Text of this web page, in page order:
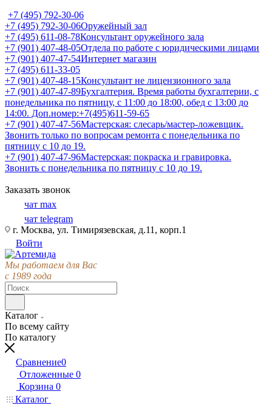
+7 (495) 792-30-06
+7 (495) 792-30-06Оружейный зал
+7 (495) 611-08-78Консультант оружейного зала
+7 (901) 407-48-05Отдела по работе с юридическими лицами
+7 (901) 407-47-54Интернет магазин
+7 (495) 611-33-05
+7 (901) 407-48-15Консультант не лицензионного зала
+7 (901) 407-47-89Бухгалтерия. Время работы бухгалтерии, с
понедельника по пятницу, с 11:00 до 18:00, обед с 13:00 до
14:00. Доп.номер:+7(495)611-59-65
+7 (901) 407-47-56Мастерская: слесарь/мастер-ложевщик.
Звонить только по вопросам ремонта с понедельника по
пятницу с 10 до 19.
+7 (901) 407-47-96Мастерская: покраска и гравировка.
Звонить с понедельника по пятницу с 10 до 19.
Заказать звонок
чат max
чат telegram
г. Москва, ул. Тимирязевская, д.11, корп.1
Войти
Мы работаем для Вас
с 1989 года
Каталог
По всему сайту
По каталогу
Сравнение0
Отложенные 0
Корзина 0
Каталог